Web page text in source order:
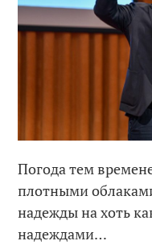
Погода тем
плотными
надежды на хоть
надеждами…